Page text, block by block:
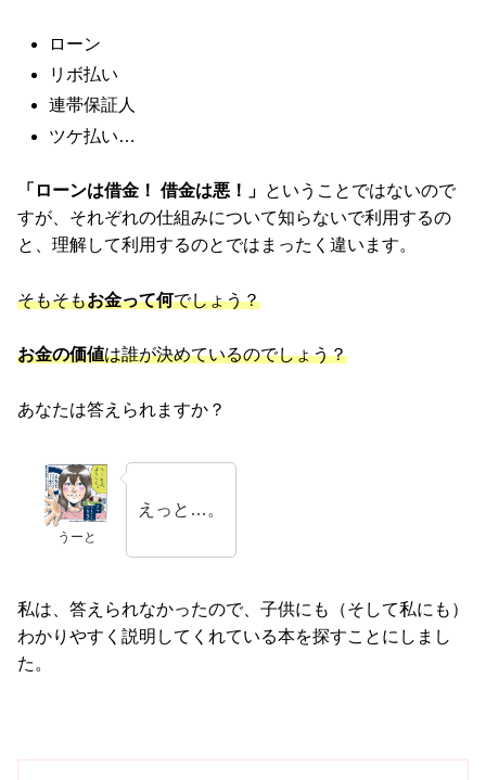
ローン
リボ払い
連帯保証人
ツケ払い…
「ローンは借金！ 借金は悪！」 ということではないので
すが、それぞれの仕組みについて知らないで利用するの
と、理解して利用するのとではまったく違います。
そもそもお金って何でしょう？
お金の価値は誰が決めているのでしょう？
あなたは答えられますか？
うーと
えっと…。
私は、答えられなかったので、子供にも（そして私にも）
わかりやすく説明してくれている本を探すことにしまし
た。